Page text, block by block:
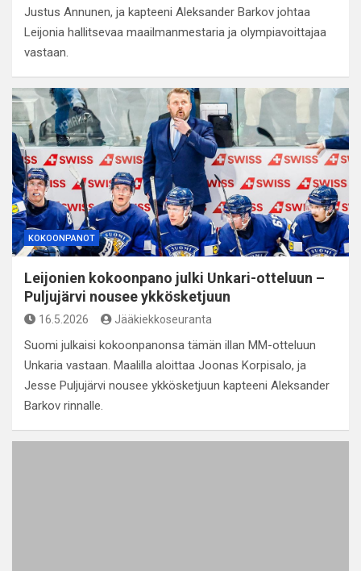
Justus Annunen, ja kapteeni Aleksander Barkov johtaa
Leijonia hallitsevaa maailmanmestaria ja olympiavoittajaa
vastaan.
KOKOONPANOT
Leijonien kokoonpano julki Unkari-otteluun –
Puljujärvi nousee ykkösketjuun
16.5.2026 Jääkiekkoseuranta
Suomi julkaisi kokoonpanonsa tämän illan MM-otteluun
Unkaria vastaan. Maalilla aloittaa Joonas Korpisalo, ja
Jesse Puljujärvi nousee ykkösketjuun kapteeni Aleksander
Barkov rinnalle.